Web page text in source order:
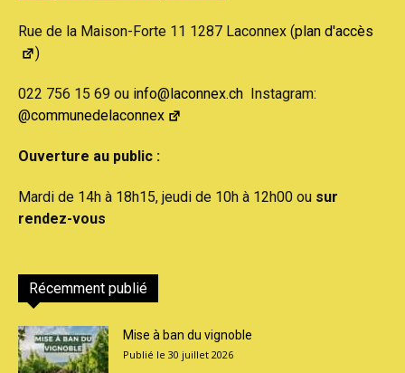
Rue de la Maison-Forte 11 1287 Laconnex (plan d'accès
)
022 756 15 69 ou info@laconnex.ch Instagram:
@communedelaconnex
Ouverture au public :
Mardi de 14h à 18h15, jeudi de 10h à 12h00 ou sur
rendez-vous
Récemment publié
Mise à ban du vignoble
30 juillet 2026